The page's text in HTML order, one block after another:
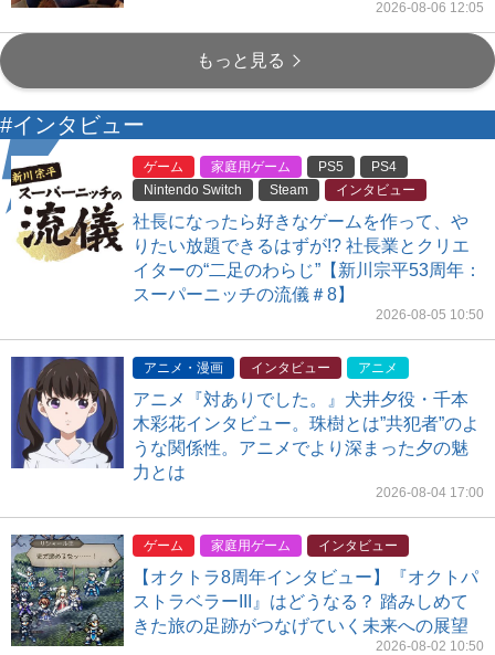
2026-08-06 12:05
もっと見る
#インタビュー
ゲーム 家庭用ゲーム PS5
PS4
Nintendo Switch
Steam インタビュー
社長になったら好きなゲームを作って、や
りたい放題できるはずが!? 社長業とクリエ
イターの“二足のわらじ”【新川宗平53周年：
スーパーニッチの流儀＃8】
2026-08-05 10:50
アニメ・漫画 インタビュー アニメ
アニメ『対ありでした。』犬井夕役・千本
木彩花インタビュー。珠樹とは”共犯者”のよ
うな関係性。アニメでより深まった夕の魅
力とは
2026-08-04 17:00
ゲーム 家庭用ゲーム インタビュー
【オクトラ8周年インタビュー】『オクトパ
ストラベラーIII』はどうなる？ 踏みしめて
きた旅の足跡がつなげていく未来への展望
2026-08-02 10:50